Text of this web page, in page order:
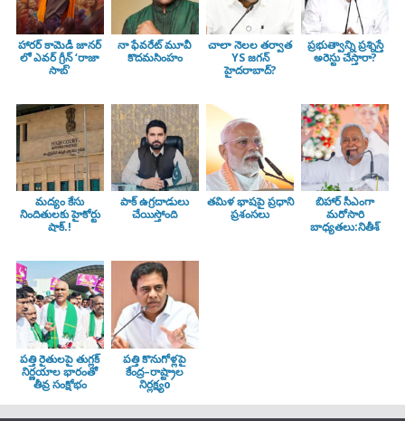
హారర్ కామెడీ జానర్
లో ఎవర్ గ్రీన్ ‘రాజా
సాబ్’
నా ఫేవరేట్ మూవీ
కొదమసింహం
చాలా నెలల తర్వాత
YS జగన్
హైదరాబాద్?
ప్రభుత్వాన్ని ప్రశ్నిస్తే
అరెస్టు చేస్తారా?
మద్యం కేసు
నిందితులకు హైకోర్టు
షాక్.!
పాక్ ఉగ్రదాడులు
చేయిస్తోంది
తమిళ భాషపై ప్రధాని
ప్రశంసలు
బిహార్ సీఎంగా
మరోసారి
బాధ్యతలు:నితీశ్
పత్తి రైతులపై తుగ్లక్‌
నిర్ణయాల భారంతో
తీవ్ర సంక్షోభం
పత్తి కొనుగోళ్లపై
కేంద్ర–రాష్ట్రాల
నిర్లక్ష్యo